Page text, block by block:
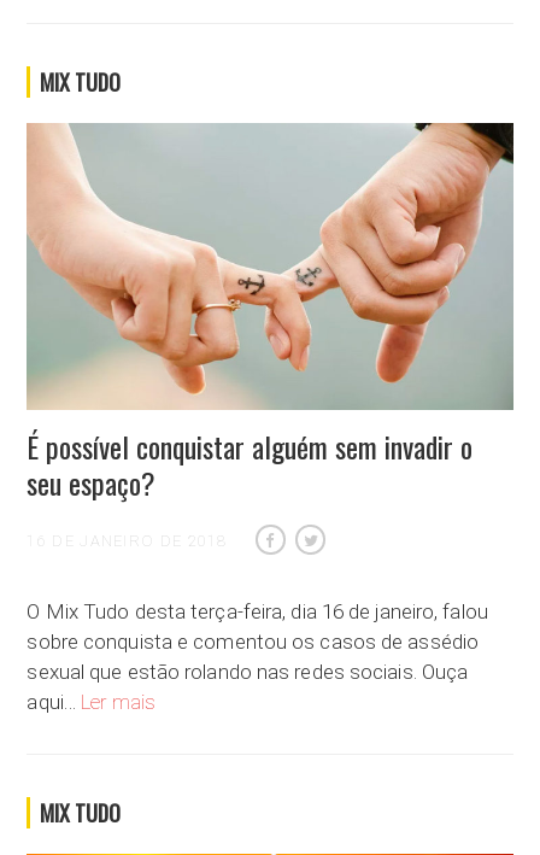
MIX TUDO
É possível conquistar alguém sem invadir o
seu espaço?
16 DE JANEIRO DE 2018
O Mix Tudo desta terça-feira, dia 16 de janeiro, falou
sobre conquista e comentou os casos de assédio
sexual que estão rolando nas redes sociais. Ouça
aqui… Ler mais
MIX TUDO